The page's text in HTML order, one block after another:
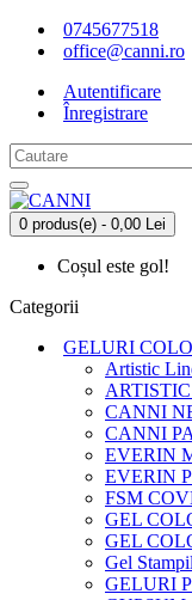
0745677518
office@canni.ro
Autentificare
Înregistrare
0 produs(e) - 0,00 Lei
Coșul este gol!
Categorii
GELURI
Artistic
CANNI
CANNI
EVERIN
EVERIN
FSM
GEL
GEL
Gel
GELURI